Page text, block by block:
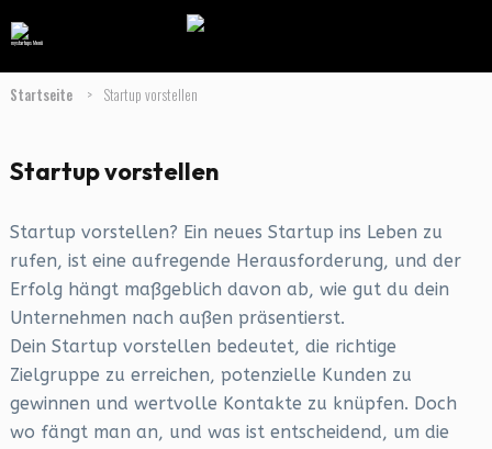
Startseite > Startup vorstellen
Startup vorstellen
Startup vorstellen? Ein neues Startup ins Leben zu
rufen, ist eine aufregende Herausforderung, und der
Erfolg hängt maßgeblich davon ab, wie gut du dein
Unternehmen nach außen präsentierst.
Dein Startup vorstellen bedeutet, die richtige
Zielgruppe zu erreichen, potenzielle Kunden zu
gewinnen und wertvolle Kontakte zu knüpfen. Doch
wo fängt man an, und was ist entscheidend, um die